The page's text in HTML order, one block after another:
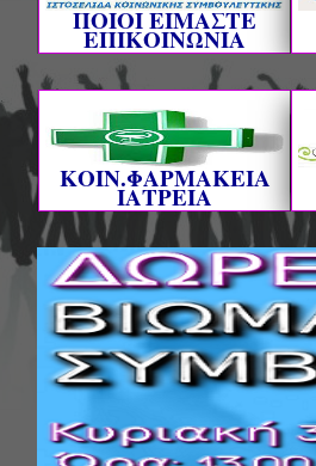
ΠΟΙΟΙ ΕΙΜΑΣΤΕ
ΕΠΙΚΟΙΝΩΝΙΑ
ΚΟΙΝ.ΦΑΡΜΑΚΕΙΑ
ΙΑΤΡΕΙΑ